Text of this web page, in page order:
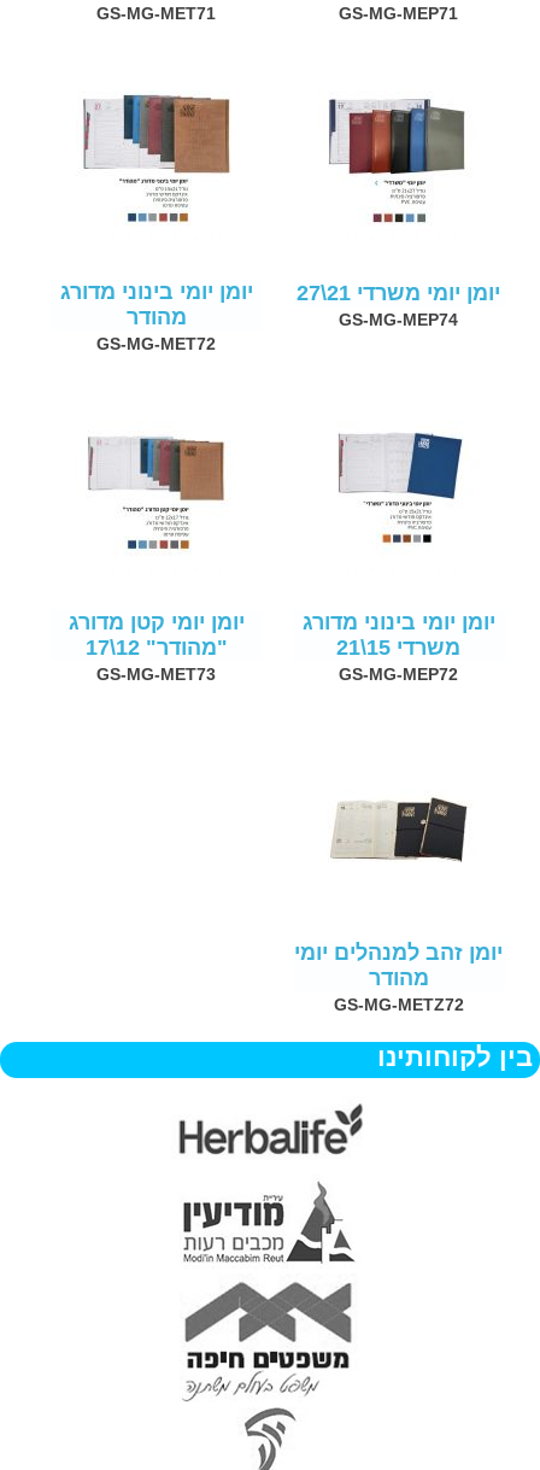
GS-MG-MEP71
GS-MG-MET71
יומן יומי משרדי 21\27
GS-MG-MEP74
יומן יומי בינוני מדורג
מהודר
GS-MG-MET72
יומן יומי בינוני מדורג
משרדי 15\21
GS-MG-MEP72
יומן יומי קטן מדורג
"מהודר" 12\17
GS-MG-MET73
יומן זהב למנהלים יומי
מהודר
GS-MG-METZ72
בין לקוחותינו